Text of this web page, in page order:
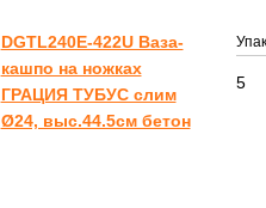
DGTL240E-422U Ваза-
кашпо на ножках
ГРАЦИЯ ТУБУС слим
Ø24, выс.44.5см бетон
5